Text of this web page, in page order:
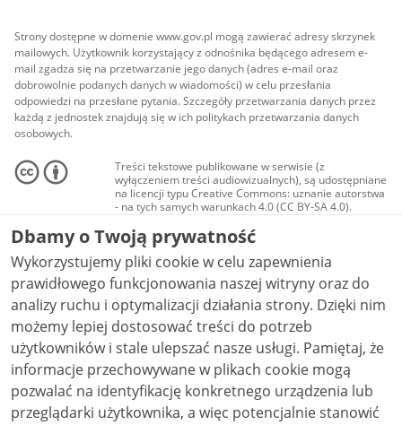
Strony dostępne w domenie www.gov.pl mogą zawierać adresy skrzynek
mailowych. Użytkownik korzystający z odnośnika będącego adresem e-
mail zgadza się na przetwarzanie jego danych (adres e-mail oraz
dobrowolnie podanych danych w wiadomości) w celu przesłania
odpowiedzi na przesłane pytania. Szczegóły przetwarzania danych przez
każdą z jednostek znajdują się w ich politykach przetwarzania danych
osobowych.
Treści tekstowe publikowane w serwisie (z
wyłączeniem treści audiowizualnych), są udostępniane
na licencji typu Creative Commons: uznanie autorstwa
- na tych samych warunkach 4.0 (CC BY-SA 4.0).
Materiały audiowizualne, w tym zdjęcia, materiały
audio i wideo, są udostępniane na licencji typu
Creative Commons: uznanie autorstwa użycie
niekomercyjne - bez utworów zależnych 4.0 (CC BY-
NC-ND 4.0), o ile nie jest to stwierdzone inaczej.
Dbamy o Twoją prywatność
Wykorzystujemy pliki cookie w celu zapewnienia
prawidłowego funkcjonowania naszej witryny oraz do
analizy ruchu i optymalizacji działania strony. Dzięki nim
możemy lepiej dostosować treści do potrzeb
użytkowników i stale ulepszać nasze usługi. Pamiętaj, że
informacje przechowywane w plikach cookie mogą
pozwalać na identyfikację konkretnego urządzenia lub
przeglądarki użytkownika, a więc potencjalnie stanowić